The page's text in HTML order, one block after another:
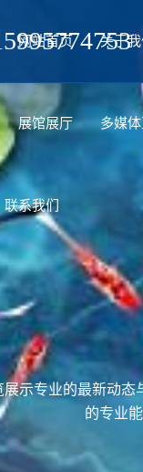
网站首页 关于
展馆展厅 多媒
联系我们
示专业的最新动
的专业